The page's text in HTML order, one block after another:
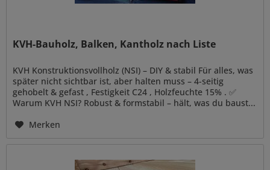
KVH-Bauholz, Balken, Kantholz nach Liste
KVH Konstruktionsvollholz (NSI) – DIY & stabil Für alles, was
später nicht sichtbar ist, aber halten muss – 4-seitig
gehobelt & gefast , Festigkeit C24 , Holzfeuchte 15% . ✅
Warum KVH NSI? Robust & formstabil – hält, was du baust...
Merken